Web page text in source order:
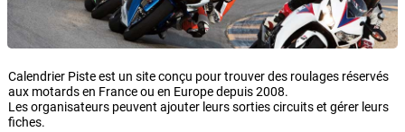
Calendrier Piste est un site conçu pour trouver des roulages réservés
aux motards en France ou en Europe depuis 2008.
Les organisateurs peuvent ajouter leurs sorties circuits et gérer leurs
fiches.